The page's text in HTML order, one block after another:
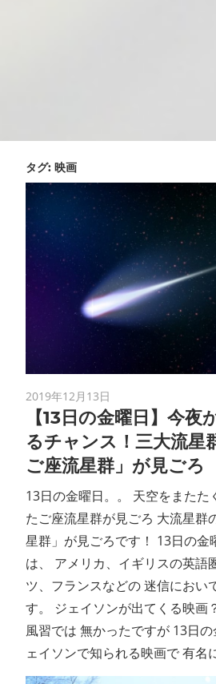
タグ: 映画
2019年12月13日
【13日の金曜日】今夜
るチャンス！三大流星
ご座流星群」が見ごろ
13日の金曜日。。 天空をまたた
たご座流星群が見ごろ 大流星群
星群」が見ごろです！ 13日の金
は、 アメリカ、イギリスの英語
ツ、フランスなどの 迷信におい
す。 ジェイソンが出てくる映画
風習では 無かったですが 13日
ェイソンで知られる映画で 有名